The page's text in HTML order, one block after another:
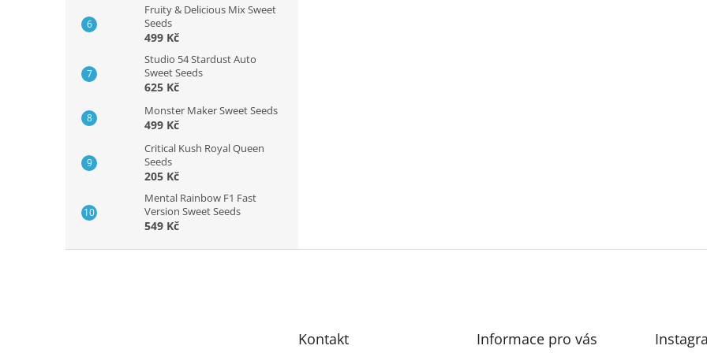
Fruity & Delicious Mix Sweet
Seeds
499 Kč
Studio 54 Stardust Auto
Sweet Seeds
625 Kč
Monster Maker Sweet Seeds
499 Kč
Critical Kush Royal Queen
Seeds
205 Kč
Mental Rainbow F1 Fast
Version Sweet Seeds
549 Kč
Kontakt Informace pro vás